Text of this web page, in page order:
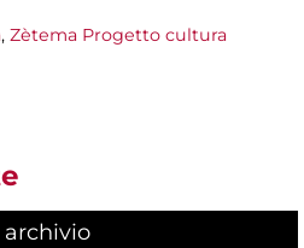
, Zètema Progetto cultura
archivio